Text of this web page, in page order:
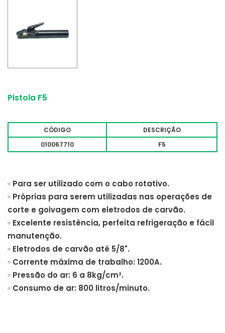
Pistola F5
CÓDIGO
DESCRIÇÃO
010067710
F5
Para ser utilizado com o cabo rotativo.
Próprias para serem utilizadas nas operações de
corte e goivagem com eletrodos de carvão.
Excelente resistência, perfeita refrigeração e fácil
manutenção.
Eletrodos de carvão até 5/8".
Corrente máxima de trabalho: 1200A.
Pressão do ar: 6 a 8kg/cm².
Consumo de ar: 800 litros/minuto.